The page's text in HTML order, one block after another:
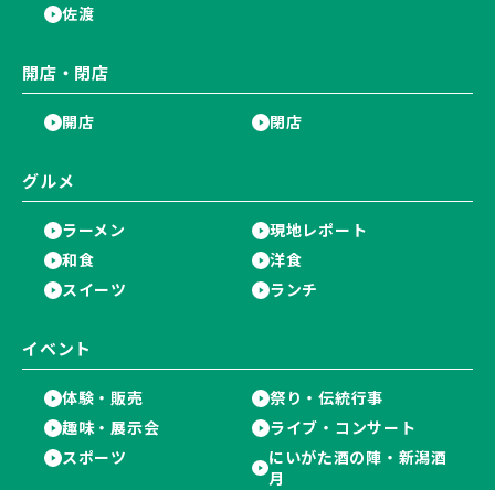
佐渡
開店・閉店
開店 閉店
グルメ
ラーメン
現地レポート
和食
洋食
スイーツ
ランチ
イベント
体験・販売
祭り・伝統行事
趣味・展示会
ライブ・コンサート
スポーツ
にいがた酒の陣・新潟酒
月